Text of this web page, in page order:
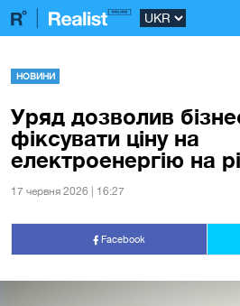
НОВИНИ
Уряд дозволив
фіксувати ціну на
електроенергію на
17 червня 2026 | 16:27
Facebook